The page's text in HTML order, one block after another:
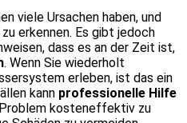
viele Ursachen haben, und
erkennen. Es gibt jedoch
dass es an der Zeit ist,
. Wenn Sie wiederholt
erleben, ist das ein
kann professionelle Hilfe
kosteneffektiv zu